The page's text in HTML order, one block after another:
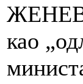
као